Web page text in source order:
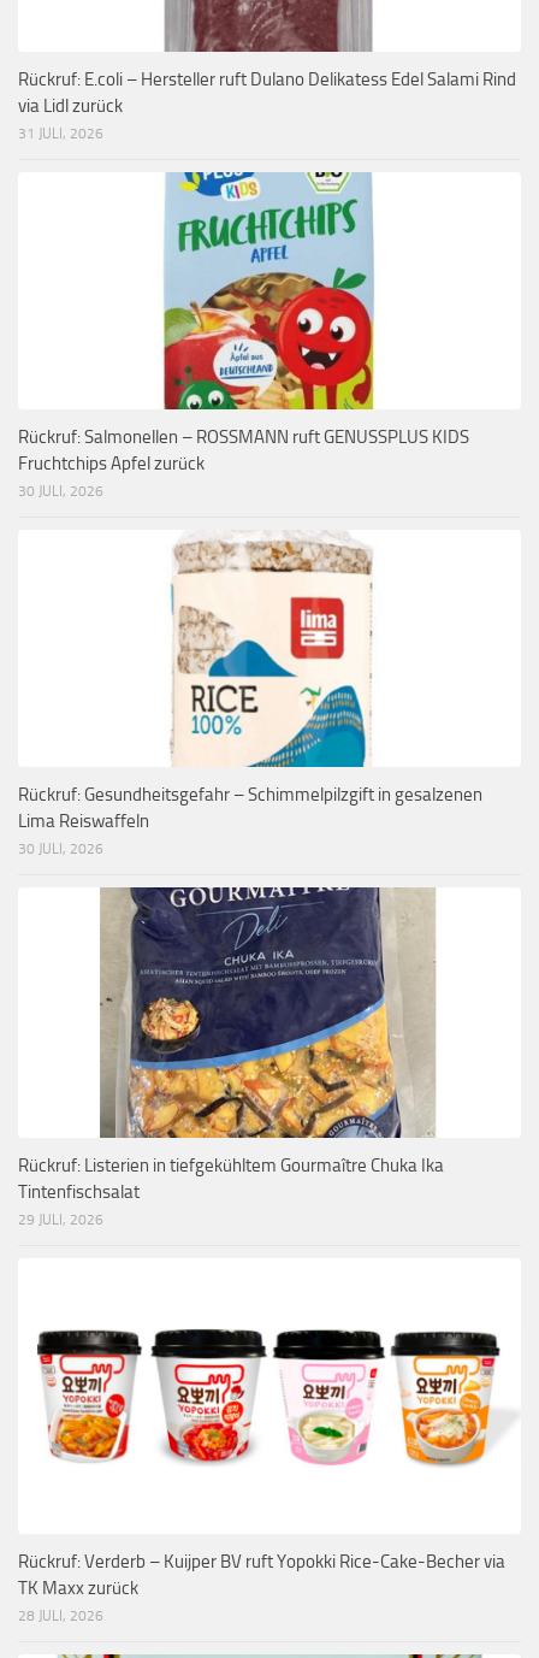
Rückruf: E.coli – Hersteller ruft Dulano Delikatess Edel Salami Rind
via Lidl zurück
31 JULI, 2026
Rückruf: Salmonellen – ROSSMANN ruft GENUSSPLUS KIDS
Fruchtchips Apfel zurück
30 JULI, 2026
Rückruf: Gesundheitsgefahr – Schimmelpilzgift in gesalzenen
Lima Reiswaffeln
30 JULI, 2026
Rückruf: Listerien in tiefgekühltem Gourmaître Chuka Ika
Tintenfischsalat
29 JULI, 2026
Rückruf: Verderb – Kuijper BV ruft Yopokki Rice-Cake-Becher via
TK Maxx zurück
28 JULI, 2026